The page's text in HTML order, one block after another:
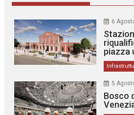
6
piazza
5
Bosco